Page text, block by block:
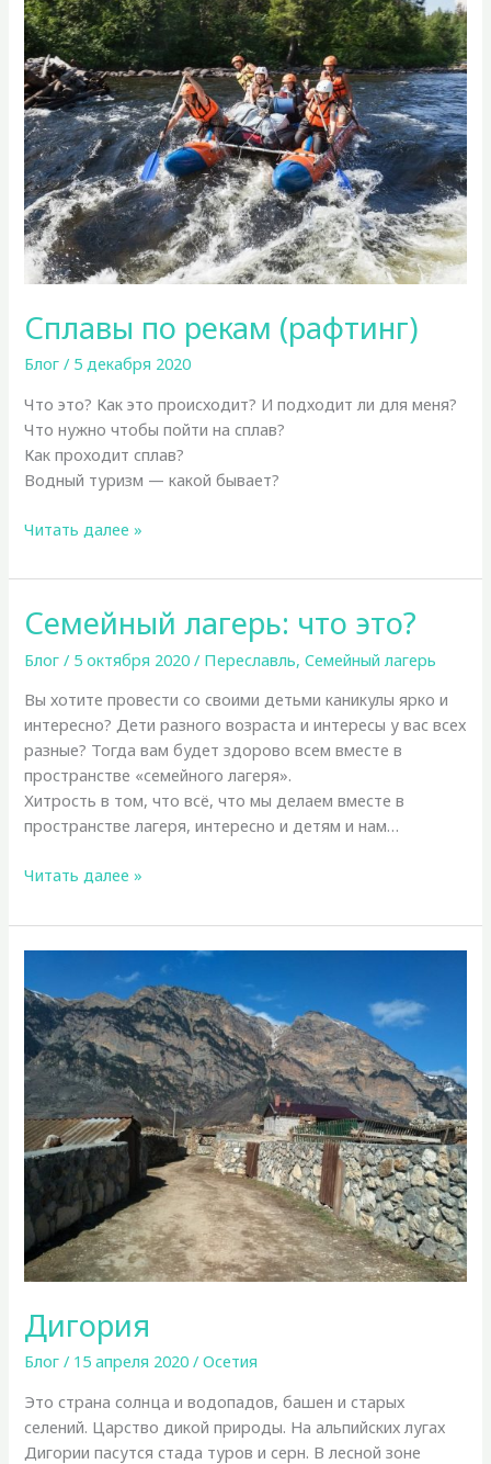
и
чем
хорош?
Сплавы по рекам (рафтинг)
Блог / 5 декабря 2020
Что это? Как это происходит? И подходит ли для меня?
Что нужно чтобы пойти на сплав?
Как проходит сплав?
Водный туризм — какой бывает?
Сплавы
рекам
Читать далее »
Семейный лагерь: что это?
Блог / 5 октября 2020/ Переславль,Семейный лагерь
Вы хотите провести со своими детьми каникулы ярко и
интересно? Дети разного возраста и интересы у вас всех
разные? Тогда вам будет здорово всем вместе в
пространстве «семейного лагеря».
Хитрость в том, что всё, что мы делаем вместе в
пространстве лагеря, интересно и детям и нам…
Семейный
что
это?
Читать далее »
Дигория
Блог / 15 апреля 2020/Осетия
Это страна солнца и водопадов, башен и старых
селений. Царство дикой природы. На альпийских лугах
Дигории пасутся стада туров и серн. В лесной зоне